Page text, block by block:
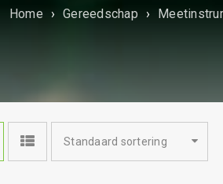
Home › Gereedschap ›
Standaard sortering